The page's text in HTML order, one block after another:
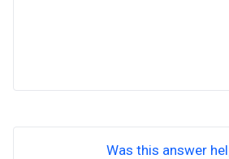
Was this answer